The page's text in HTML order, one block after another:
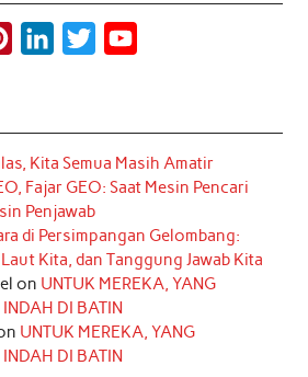
t
e
r
e
s
t
k
e
d
I
n
t
t
r
T
u
e
Kita Semua Masih Amatir
Fajar GEO: Saat Mesin Pencari
Penjawab
di Persimpangan Gelombang:
Kita, dan Tanggung Jawab Kita
on UNTUK MEREKA, YANG
INDAH DI BATIN
UNTUK MEREKA, YANG
INDAH DI BATIN